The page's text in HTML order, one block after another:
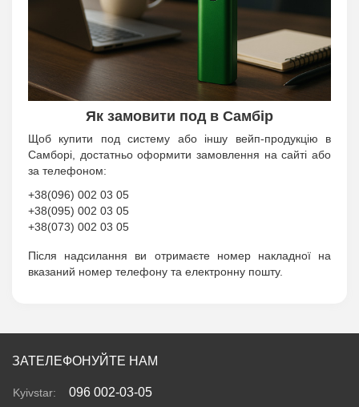
Як замовити под в Самбір
Щоб купити под систему або іншу вейп-продукцію в
Самборі, достатньо оформити замовлення на сайті або
за телефоном:
+38(096) 002 03 05
+38(095) 002 03 05
+38(073) 002 03 05
Після надсилання ви отримаєте номер накладної на
вказаний номер телефону та електронну пошту.
ЗАТЕЛЕФОНУЙТЕ НАМ
Kyivstar: 096 002-03-05